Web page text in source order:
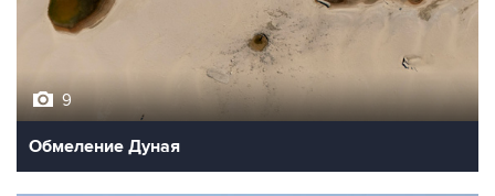
9
Обмеление Дуная